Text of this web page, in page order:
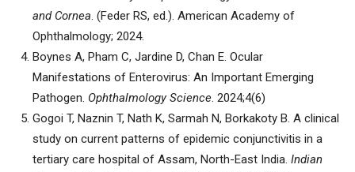
and Cornea. (Feder RS, ed.). American Academy of
Ophthalmology; 2024.
Boynes A, Pham C, Jardine D, Chan E. Ocular
Manifestations of Enterovirus: An Important Emerging
Pathogen. Ophthalmology Science. 2024;4(6)
Gogoi T, Naznin T, Nath K, Sarmah N, Borkakoty B. A clinical
study on current patterns of epidemic conjunctivitis in a
tertiary care hospital of Assam, North-East India. Indian